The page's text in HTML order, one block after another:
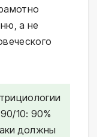
а не
10: 90%
должны